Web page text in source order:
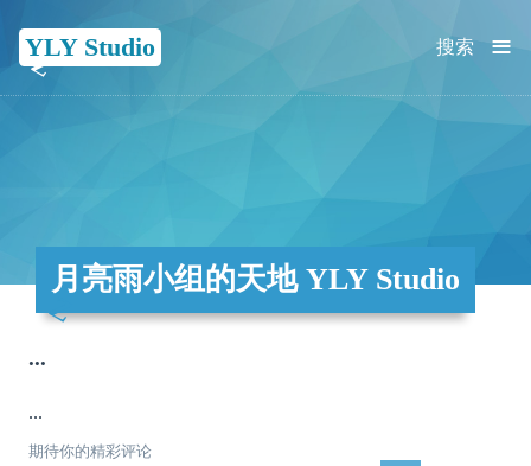
YLY Studio ≡
搜索
月亮雨小组的天地 YLY Studio
...
...
期待你的精彩评论